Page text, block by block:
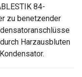
84-
zu benetzender
Harzausbluten